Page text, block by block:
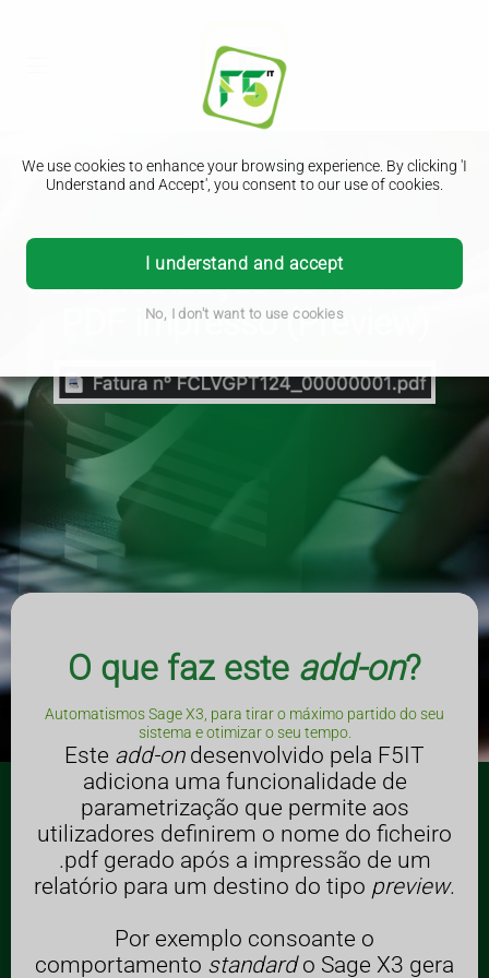
We use cookies to enhance your browsing experience. By clicking 'I
Understand and Accept', you consent to our use of cookies.
I understand and accept
No, I don't want to use cookies
Parametrização do nome do
PDF impresso (Preview)
O que faz este add-on?
Automatismos Sage X3, para tirar o máximo partido do seu
sistema e otimizar o seu tempo.
Este add-ondesenvolvido pela F5IT
adiciona uma funcionalidade de
parametrização que permite aos
utilizadores definirem o nome do ficheiro
.pdf gerado após a impressão de um
relatório para um destino do tipo preview.
Por exemplo consoante o
comportamento standardo Sage X3 gera